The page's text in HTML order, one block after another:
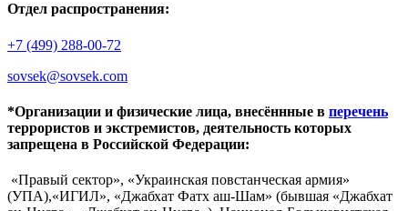
Отдел распространения:
+7 (499) 288-00-72
sovsek@sovsek.com
*Организации и физические лица, внесённные в перечень
террористов и экстремистов, деятельность которых
запрещена в Российской Федерации:
«Правый сектор», «Украинская повстанческая армия»
(УПА),«ИГИЛ», «Джабхат Фатх аш-Шам» (бывшая «Джабхат